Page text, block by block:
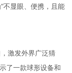
不显眼、便携，且能
激发外界广泛猜
了一款球形设备和